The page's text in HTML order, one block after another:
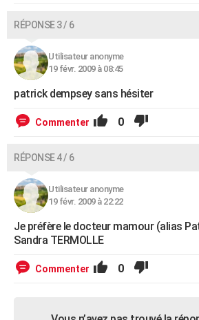
RÉPONSE 3 / 6
Utilisateur anonyme
19 févr. 2009 à 08:45
patrick dempsey sans hésiter
Commenter 0
RÉPONSE 4 / 6
Utilisateur anonyme
19 févr. 2009 à 22:22
Je préfère le docteur mamour (alias
Sandra TERMOLLE
Commenter 0